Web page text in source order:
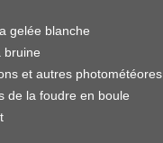
gelée blanche
bruine
et autres photométéores
de la foudre en boule